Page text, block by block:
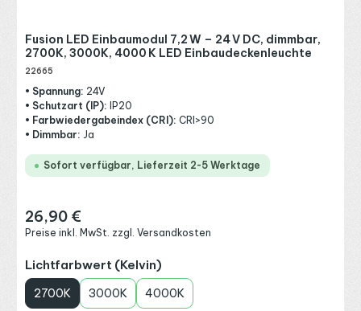
Fusion LED Einbaumodul 7,2 W – 24 V DC, dimmbar,
2700K, 3000K, 4000 K LED Einbaudeckenleuchte
22665
• Spannung: 24V
• Schutzart (IP): IP20
• Farbwiedergabeindex (CRI): CRI>90
• Dimmbar: Ja
Sofort verfügbar, Lieferzeit 2-5 Werktage
Regulärer Preis:
26,90 €
Preise inkl. MwSt. zzgl. Versandkosten
Lichtfarbwert (Kelvin)
2700K 3000K 4000K